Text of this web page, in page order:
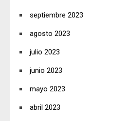
septiembre 2023
agosto 2023
julio 2023
junio 2023
mayo 2023
abril 2023